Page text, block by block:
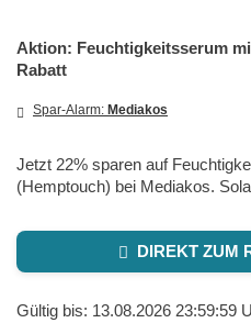
Aktion: Feuchtigkeitsserum
Rabatt
Spar-Alarm: Mediakos
Jetzt 22% sparen auf
(Hemptouch) bei Mediakos.
DIREKT ZUM
Gültig bis: 13.08.2026 23:59:59